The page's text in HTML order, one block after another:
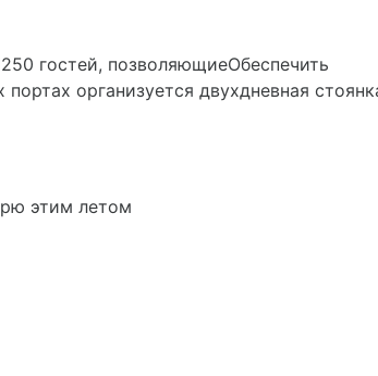
гостей, позволяющиеОбеспечить
организуется двухдневная
этим летом